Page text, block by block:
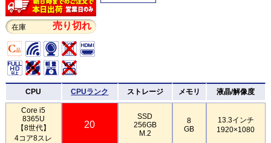
在庫 売り切れ
CPU CPUランク ストレージ メモリ 液晶/解像度
Core i5
8365U
【8世代】
4コア8スレ
20
SSD
256GB
M.2
8
GB
13.3インチ
1920×1080